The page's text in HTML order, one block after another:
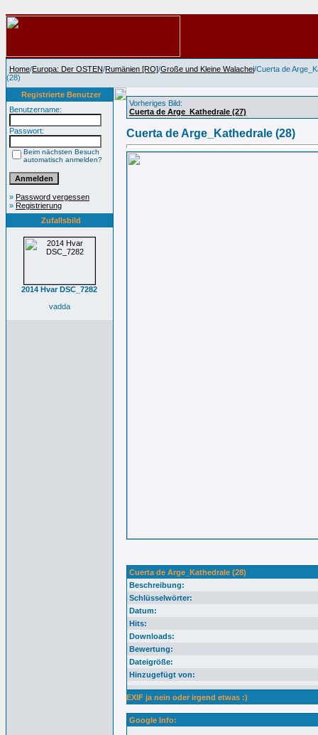
Home/Europa: Der OSTEN/Rumänien [RO]/Große und Kleine Walachei/Cuerta de
(28)
Registrierte Benutzer
Benutzername:
Passwort:
Beim nächsten Besuch
automatisch anmelden?
» Password vergessen
» Registrierung
Zufallsbild
2014 Hvar DSC_7282
vadda
Vorheriges Bild:
Cuerta de Arge_Kathedrale (27)
Cuerta de Arge_Kathedrale (28)
Cuerta de Arge_Kathedrale (28)
Beschreibung:
Schlüsselwörter:
Datum:
Hits:
Downloads:
Bewertung:
Dateigröße:
Hinzugefügt von:
EXIF ja nein oder irgend etwas :)
Google Info: